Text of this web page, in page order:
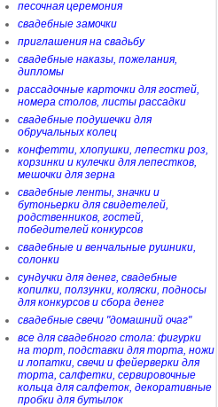
песочная церемония
свадебные замочки
приглашения на свадьбу
свадебные наказы, пожелания,
дипломы
рассадочные карточки для гостей,
номера столов, листы рассадки
свадебные подушечки для
обручальных колец
конфетти, хлопушки, лепестки роз,
корзинки и кулечки для лепестков,
мешочки для зерна
свадебные ленты, значки и
бутоньерки для свидетелей,
родственников, гостей,
победителей конкурсов
свадебные и венчальные рушники,
солонки
сундучки для денег, свадебные
копилки, ползунки, коляски, подносы
для конкурсов и сбора денег
свадебные свечи "домашний очаг"
все для свадебного стола: фигурки
на торт, подставки для торта, ножи
и лопатки, свечи и фейерверки для
торта, салфетки, сервировочные
кольца для салфеток, декоративные
пробки для бутылок